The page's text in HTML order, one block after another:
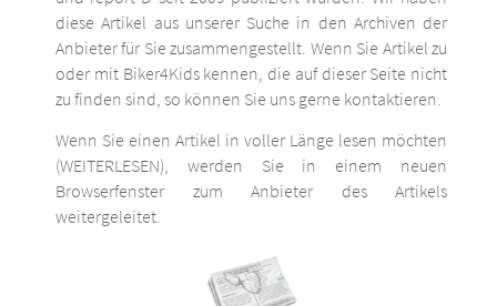
diese Artikel aus unserer Suche in den Archiven der
Anbieter für Sie zusammengestellt. Wenn Sie Artikel zu
oder mit Biker4Kids kennen, die auf dieser Seite nicht
zu finden sind, so können Sie uns gerne kontaktieren.
Wenn Sie einen Artikel in voller Länge lesen möchten
(WEITERLESEN), werden Sie in einem neuen
Browserfenster zum Anbieter des Artikels
weitergeleitet.